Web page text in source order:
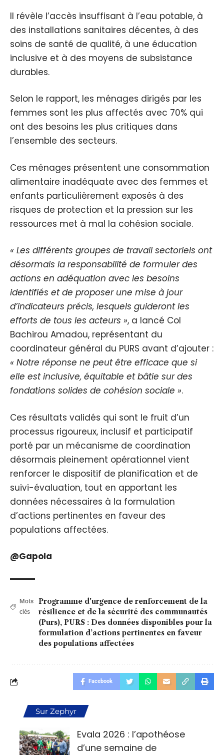
Il révèle l’accès insuffisant à l’eau potable, à
des installations sanitaires décentes, à des
soins de santé de qualité, à une éducation
inclusive et à des moyens de subsistance
durables.
Selon le rapport, les ménages dirigés par les
femmes sont les plus affectés avec 70% qui
ont des besoins les plus critiques dans
l’ensemble des secteurs.
Ces ménages présentent une consommation
alimentaire inadéquate avec des femmes et
enfants particulièrement exposés à des
risques de protection et la pression sur les
ressources met à mal la cohésion sociale.
« Les différents groupes de travail sectoriels ont
désormais la responsabilité de formuler des
actions en adéquation avec les besoins
identifiés et de proposer une mise à jour
d’indicateurs précis, lesquels guideront les
efforts de tous les acteurs », a lancé Col
Bachirou Amadou, représentant du
coordinateur général du PURS avant d’ajouter :
« Notre réponse ne peut être efficace que si
elle est inclusive, équitable et bâtie sur des
fondations solides de cohésion sociale ».
Ces résultats validés qui sont le fruit d’un
processus rigoureux, inclusif et participatif
porté par un mécanisme de coordination
désormais pleinement opérationnel vient
renforcer le dispositif de planification et de
suivi-évaluation, tout en apportant les
données nécessaires à la formulation
d’actions pertinentes en faveur des
populations affectées.
@Gapola
Mots
clés
Programme d'urgence de renforcement de la
résilience et de la sécurité des communautés
(Purs), PURS : Des données disponibles pour la
formulation d’actions pertinentes en faveur
des populations affectées
Facebook
Sur Zephyr
Evala 2026 : l’apothéose
d’une semaine de